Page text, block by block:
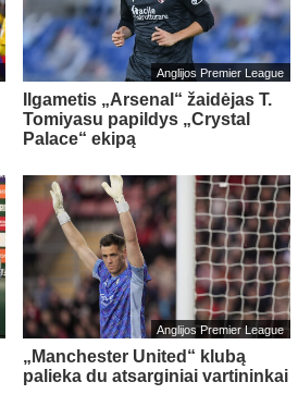
Anglijos Premier League
Ilgametis „Arsenal“ žaidėjas T.
Tomiyasu papildys „Crystal
Palace“ ekipą
Anglijos Premier League
„Manchester United“ klubą
palieka du atsarginiai vartininkai